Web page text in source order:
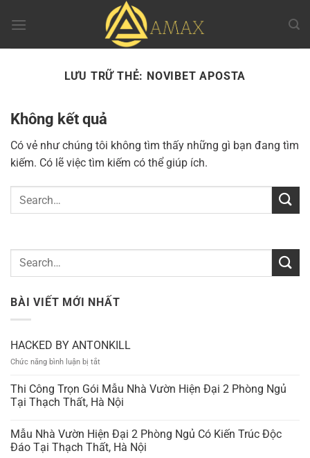
đến
LƯU TRỮ THẺ: NOVIBET APOSTA
Không kết quả
Có vẻ như chúng tôi không tìm thấy những gì bạn đang tìm
kiếm. Có lẽ việc tìm kiếm có thể giúp ích.
BÀI VIẾT MỚI NHẤT
HACKED BY ANTONKILL
Chức năng bình luận bị tắt
BY
ANTONKILL
Thi Công Trọn Gói Mẫu Nhà Vườn Hiện Đại 2 Phòng Ngủ
Tại Thạch Thất, Hà Nội
Mẫu Nhà Vườn Hiện Đại 2 Phòng Ngủ Có Kiến Trúc Độc
Đáo Tại Thạch Thất, Hà Nội